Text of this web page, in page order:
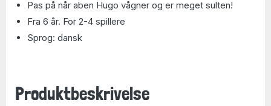
Pas på når aben Hugo vågner og er meget sulten!
Fra 6 år. For 2-4 spillere
Sprog: dansk
Produktbeskrivelse